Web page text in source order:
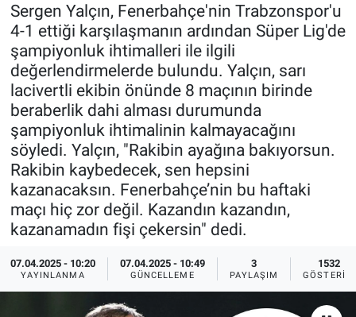
Sergen Yalçın, Fenerbahçe'nin Trabzonspor'u
4-1 ettiği karşılaşmanın ardından Süper Lig'de
şampiyonluk ihtimalleri ile ilgili
değerlendirmelerde bulundu. Yalçın, sarı
lacivertli ekibin önünde 8 maçının birinde
beraberlik dahi alması durumunda
şampiyonluk ihtimalinin kalmayacağını
söyledi. Yalçın, "Rakibin ayağına bakıyorsun.
Rakibin kaybedecek, sen hepsini
kazanacaksın. Fenerbahçe’nin bu haftaki
maçı hiç zor değil. Kazandın kazandın,
kazanamadın fişi çekersin" dedi.
07.04.2025 - 10:20
YAYINLANMA
07.04.2025 - 10:49
GÜNCELLEME
3
PAYLAŞIM
1532
GÖSTERIM
Dünya
Ege Saati
Ege'den Esintiler
Eğitim
Eğlence
Ekonomi
Forum
Gerçeğin İzinde
Spor
Yayın Akışı
İletişim
Son Dakika Haberleri
Haber Arşivi